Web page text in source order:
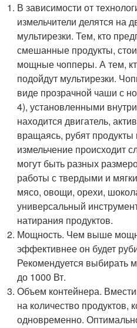
В зависимости от
измельчители делятся на
мультирезки. Тем, кто
смешанные продукты,
мощные чопперы. А тем,
подойдут мультирезки.
виде прозрачной чаши с
4), установленными
находится двигатель,
вращаясь, рубят
измельчение происходит
могут быть разных
работы с твердыми и
мясо, овощи, орехи,
универсальный
натирания продуктов.
Мощность. Чем выше
эффективнее он будет
Рекомендуется выбирать
до 1000 Вт.
Объем контейнера.
на количество продуктов,
одновременно.